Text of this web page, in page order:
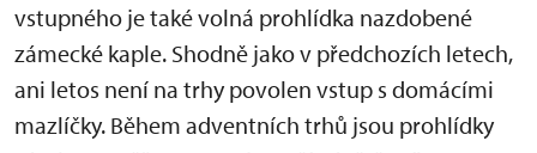
vstupného je také volná prohlídka nazdobené
zámecké kaple. Shodně jako v předchozích letech,
ani letos není na trhy povolen vstup s domácími
mazlíčky. Během adventních trhů jsou prohlídky